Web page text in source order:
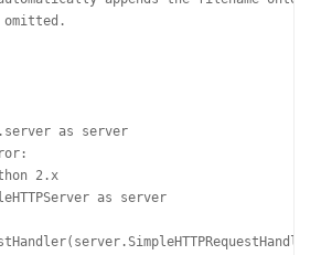
as server
2.x
as server